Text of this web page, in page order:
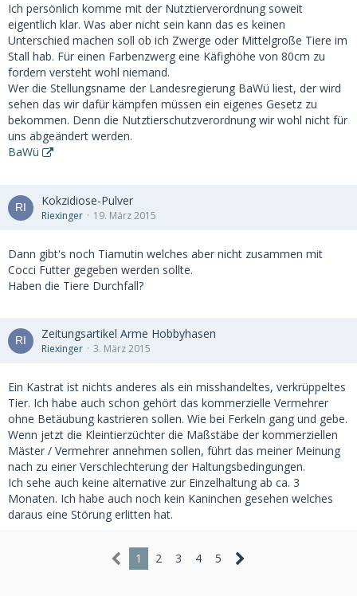
Ich persönlich komme mit der Nutztierverordnung soweit
eigentlich klar. Was aber nicht sein kann das es keinen
Unterschied machen soll ob ich Zwerge oder Mittelgroße Tiere im
Stall hab. Für einen Farbenzwerg eine Käfighöhe von 80cm zu
fordern versteht wohl niemand.
Wer die Stellungsname der Landesregierung BaWü liest, der wird
sehen das wir dafür kämpfen müssen ein eigenes Gesetz zu
bekommen. Denn die Nutztierschutzverordnung wir wohl nicht für
uns abgeändert werden.
BaWü
Kokzidiose-Pulver
Riexinger 19. März 2015
Dann gibt's noch Tiamutin welches aber nicht zusammen mit
Cocci Futter gegeben werden sollte.
Haben die Tiere Durchfall?
Zeitungsartikel Arme Hobbyhasen
Riexinger 3. März 2015
Ein Kastrat ist nichts anderes als ein misshandeltes, verkrüppeltes
Tier. Ich habe auch schon gehört das kommerzielle Vermehrer
ohne Betäubung kastrieren sollen. Wie bei Ferkeln gang und gebe.
Wenn jetzt die Kleintierzüchter die Maßstäbe der kommerziellen
Mäster / Vermehrer annehmen sollen, führt das meiner Meinung
nach zu einer Verschlechterung der Haltungsbedingungen.
Ich sehe auch keine alternative zur Einzelhaltung ab ca. 3
Monaten. Ich habe auch noch kein Kaninchen gesehen welches
daraus eine Störung erlitten hat.
1 2 3 4 5